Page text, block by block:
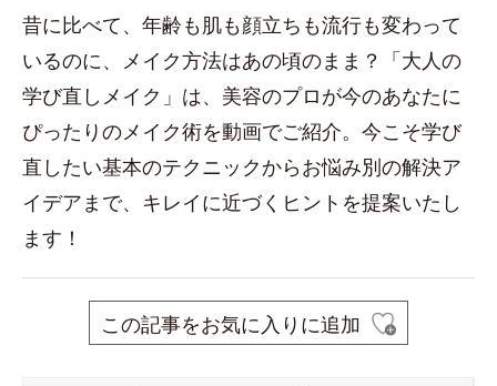
昔に比べて、年齢も肌も顔立ちも流行も変わって
いるのに、メイク方法はあの頃のまま？「大人の
学び直しメイク」は、美容のプロが今のあなたに
ぴったりのメイク術を動画でご紹介。今こそ学び
直したい基本のテクニックからお悩み別の解決ア
イデアまで、キレイに近づくヒントを提案いたし
ます！
この記事をお気に入りに追加